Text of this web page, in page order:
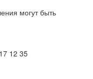
могут быть
12 35